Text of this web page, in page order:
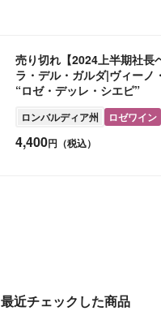
売り切れ【2024上半期社長
ラ・デル・ガルダ|ヴィーノ
“ロゼ・デッレ・シエピ”
ロンバルディア州 ロゼワイン
4,400円（税込）
最近チェックした商品